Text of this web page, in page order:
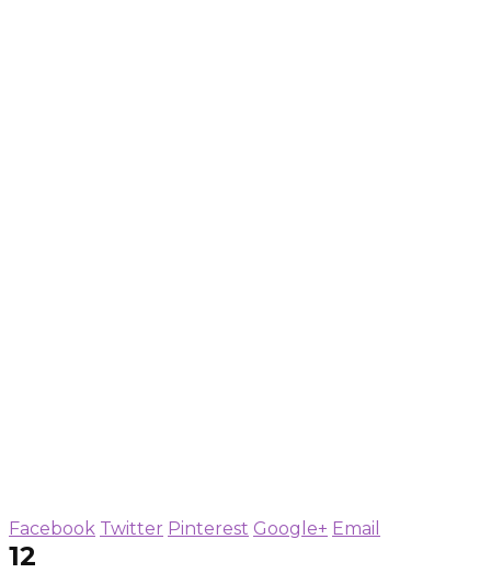
12
Facebook Twitter Pinterest Google+ Email